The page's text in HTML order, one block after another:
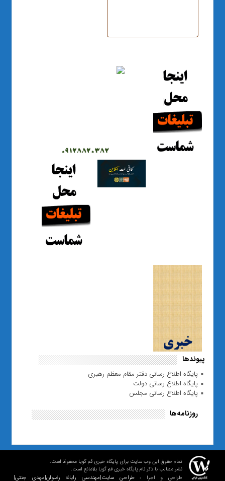
پیوندها
پایگاه اطلاع رسانی دفتر مقام معظم رهبری
پایگاه اطلاع رسانی دولت
پایگاه اطلاع رسانی مجلس
روزنامه‌ها
تمام حقوق این وب سایت برای پایگاه خبری قم گویا محفوظ است.
نشر مطالب با ذکر نام پایگاه خبری قم گویا بلامانع است.
طراحی و اجرا : طراحی سایت|مهندسی رایانه رضوان|مهدی جنتی|